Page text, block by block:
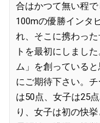
合はかつて無い程で
100mの優勝インタ
れ、そこに携わっ
トを最初にしまし
ム」を創っている
にご期待下さい。
は50点、女子は25
り、女子は初の快